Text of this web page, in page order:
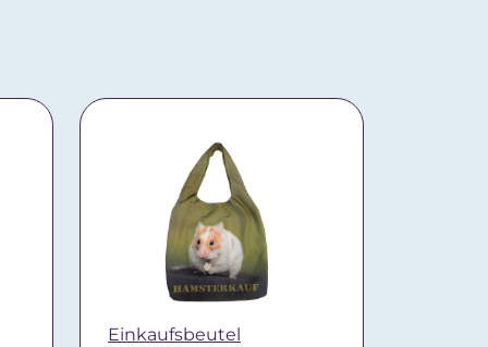
Einkaufsbeutel